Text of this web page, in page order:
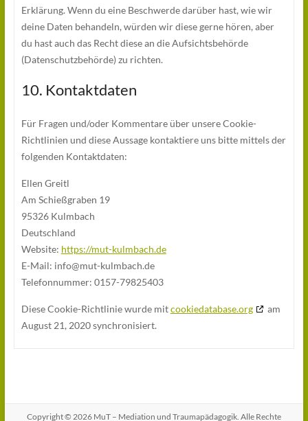
Erklärung. Wenn du eine Beschwerde darüber hast, wie wir
deine Daten behandeln, würden wir diese gerne hören, aber
du hast auch das Recht diese an die Aufsichtsbehörde
(Datenschutzbehörde) zu richten.
10. Kontaktdaten
Für Fragen und/oder Kommentare über unsere Cookie-
Richtlinien und diese Aussage kontaktiere uns bitte mittels der
folgenden Kontaktdaten:
Ellen Greitl
Am Schießgraben 19
95326 Kulmbach
Deutschland
Website: https://mut-kulmbach.de
E-Mail: info@mut-kulmbach.de
Telefonnummer: 0157-79825403
Diese Cookie-Richtlinie wurde mitcookiedatabase.org
am
August 21, 2020 synchronisiert.
Copyright © 2026 MuT – Mediation und Traumapädagogik. Alle Rechte